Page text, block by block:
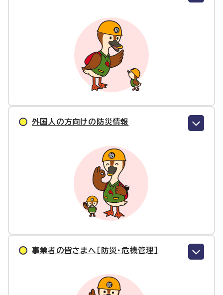
外国人の方向けの防災情報
事業者の皆さまへ［防災・危機管理］